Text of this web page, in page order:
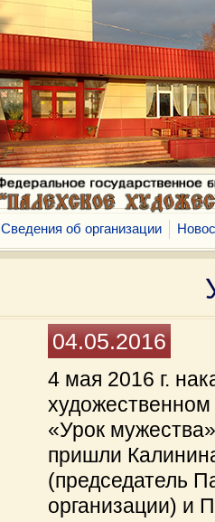
Сведения об организации
04.05.2016
4 мая 2016 г.
«Урок
пришли
(председатель
организации) и